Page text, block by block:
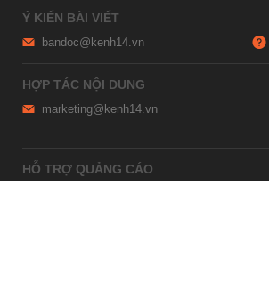
Ý KIẾN BÀI VIẾT
bandoc@kenh14.vn
HỢP TÁC NỘI DUNG
marketing@kenh14.vn
HỖ TRỢ QUẢNG CÁO